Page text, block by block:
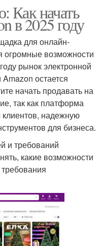
Как начать
в 2025 году
для онлайн-
огромные возможности
рынок электронной
остается
начать продавать на
так как платформа
клиентов, надежную
для бизнеса.
и требований
какие возможности